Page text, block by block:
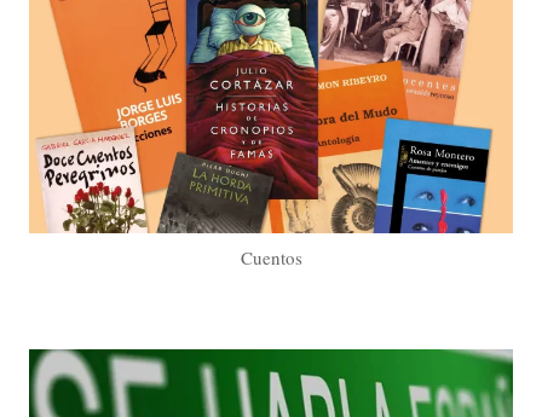
Cuentos